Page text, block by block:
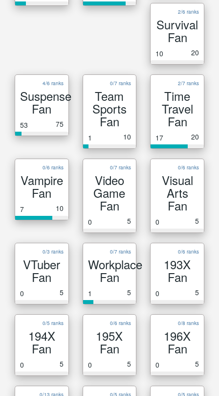
2/6 ranks
Survival
Fan
10 20
4/6 ranks
Suspense
Fan
53 75
0/7 ranks
Team
Sports
Fan
1 10
2/7 ranks
Time
Travel
Fan
17 20
0/6 ranks
Vampire
Fan
7 10
0/7 ranks
Video
Game
Fan
0 5
0/6 ranks
Visual
Arts
Fan
0 5
0/3 ranks
VTuber
Fan
0 5
0/7 ranks
Workplace
Fan
1 5
0/6 ranks
193X
Fan
0 5
0/5 ranks
194X
Fan
0 5
0/6 ranks
195X
Fan
0 5
0/8 ranks
196X
Fan
0 5
0/13 ranks 0/5 ranks 0/5 ranks